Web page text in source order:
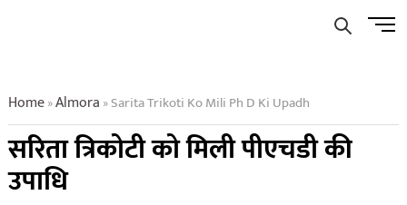
Menu
Home»Almora »Sarita Trikoti Ko Mili Ph D Ki Upadh
सरिता त्रिकोटी को मिली पीएचडी की
उपाधि